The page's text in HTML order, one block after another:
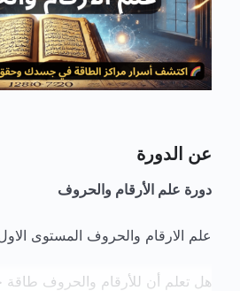
عن الدورة
دورة علم الأرقام والحروف
علم الارقام والحروف المستوى
هل تعلم أن للأرقام والحروف طاقة